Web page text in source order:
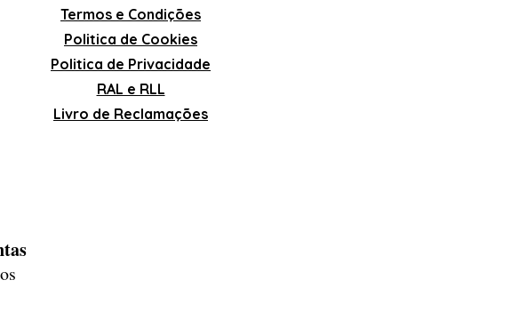
Termos e Condições
Politica de Cookies
Politica de Privacidade
RAL e RLL
Livro de Reclamações